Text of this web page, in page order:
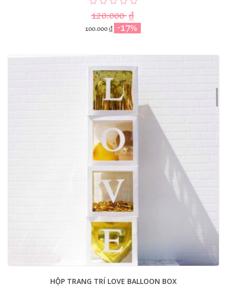
120.000₫
100.000₫ -17%
HỘP TRANG TRÍ LOVE BALLOON BOX